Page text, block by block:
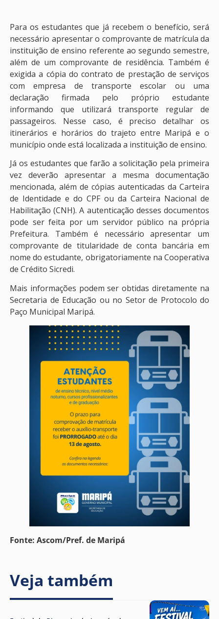
Para os estudantes que já recebem o benefício, será
necessário apresentar o comprovante de matrícula da
instituição de ensino referente ao segundo semestre,
além de um comprovante de residência. Também é
exigida a cópia do contrato de prestação de serviços
com empresa de transporte escolar ou uma
declaração firmada pelo próprio estudante
informando que utilizará transporte regular de
passageiros. Nesse caso, é preciso detalhar os
itinerários e horários do trajeto entre Maripá e o
município onde está localizada a instituição de ensino.
Já os estudantes que farão a solicitação pela primeira
vez deverão apresentar a mesma documentação
mencionada, além de cópias autenticadas da Carteira
de Identidade e do CPF ou da Carteira Nacional de
Habilitação (CNH). A autenticação desses documentos
pode ser feita por um servidor público na própria
Prefeitura. Também é necessário apresentar um
comprovante de titularidade de conta bancária em
nome do estudante, obrigatoriamente na Cooperativa
de Crédito Sicredi.
Mais informações podem ser obtidas diretamente na
Secretaria de Educação ou no Setor de Protocolo do
Paço Municipal Maripá.
Fonte: Ascom/Pref. de Maripá
Veja também